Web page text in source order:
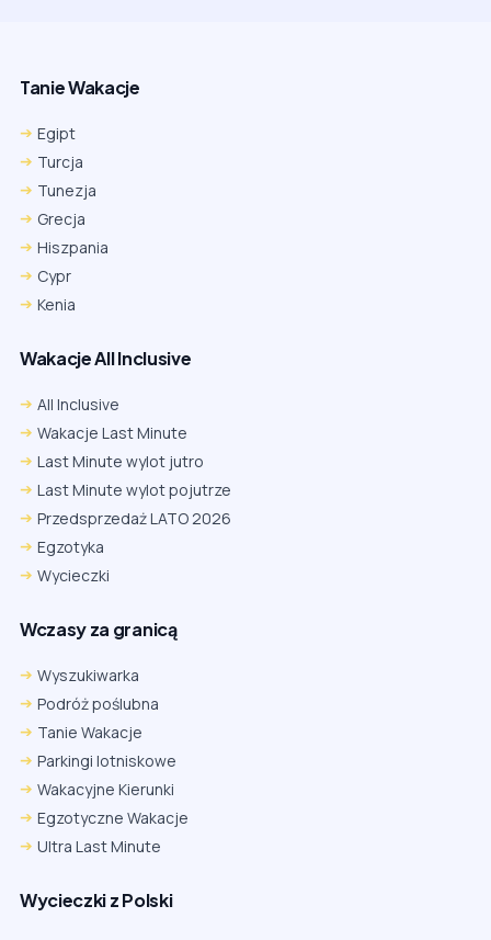
Tanie Wakacje
Egipt
Turcja
Tunezja
Grecja
Hiszpania
Cypr
Kenia
Wakacje All Inclusive
All Inclusive
Wakacje Last Minute
Last Minute wylot jutro
Last Minute wylot pojutrze
Przedsprzedaż LATO 2026
Egzotyka
Wycieczki
Wczasy za granicą
Wyszukiwarka
Podróż poślubna
Tanie Wakacje
Parkingi lotniskowe
Wakacyjne Kierunki
Egzotyczne Wakacje
Ultra Last Minute
Wycieczki z Polski